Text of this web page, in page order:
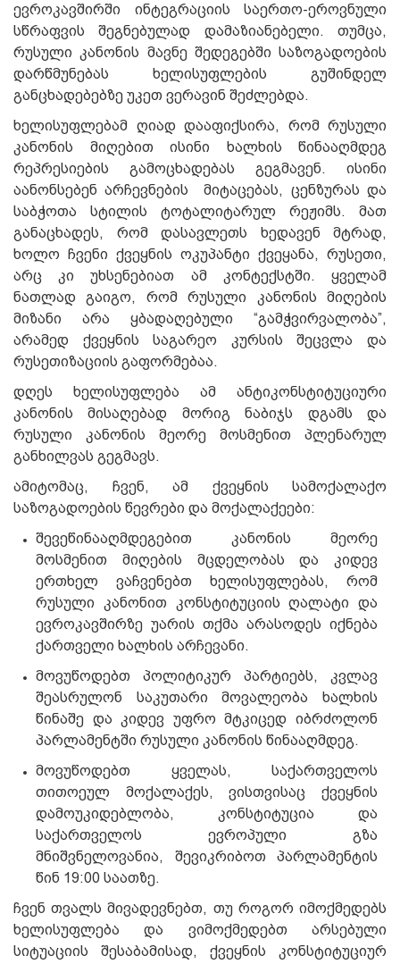
ევროკავშირში ინტეგრაციის საერთო-ეროვნული
სწრაფვის შეგნებულად დამაზიანებელი. თუმცა,
რუსული კანონის მავნე შედეგებში საზოგადოების
დარწმუნებას ხელისუფლების გუშინდელ
განცხადებებზე უკეთ ვერავინ შეძლებდა.
ხელისუფლებამ ღიად დააფიქსირა, რომ რუსული
კანონის მიღებით ისინი ხალხის წინააღმდეგ
რეპრესიების გამოცხადებას გეგმავენ. ისინი
აანონსებენ არჩევნების მიტაცებას, ცენზურას და
საბჭოთა სტილის ტოტალიტარულ რეჟიმს. მათ
განაცხადეს, რომ დასავლეთს ხედავენ მტრად,
ხოლო ჩვენი ქვეყნის ოკუპანტი ქვეყანა, რუსეთი,
არც კი უხსენებიათ ამ კონტექსტში. ყველამ
ნათლად გაიგო, რომ რუსული კანონის მიღების
მიზანი არა ყბადაღებული “გამჭვირვალობა”,
არამედ ქვეყნის საგარეო კურსის შეცვლა და
რუსეთიზაციის გაფორმებაა.
დღეს ხელისუფლება ამ ანტიკონსტიტუციური
კანონის მისაღებად მორიგ ნაბიჯს დგამს და
რუსული კანონის მეორე მოსმენით პლენარულ
განხილვას გეგმავს.
ამიტომაც, ჩვენ, ამ ქვეყნის სამოქალაქო
საზოგადოების წევრები და მოქალაქეები:
შევეწინააღმდეგებით კანონის მეორე
მოსმენით მიღების მცდელობას და კიდევ
ერთხელ ვაჩვენებთ ხელისუფლებას, რომ
რუსული კანონით კონსტიტუციის ღალატი და
ევროკავშირზე უარის თქმა არასოდეს იქნება
ქართველი ხალხის არჩევანი.
მოვუწოდებთ პოლიტიკურ პარტიებს, კვლავ
შეასრულონ საკუთარი მოვალეობა ხალხის
წინაშე და კიდევ უფრო მტკიცედ იბრძოლონ
პარლამენტში რუსული კანონის წინააღმდეგ.
მოვუწოდებთ ყველას, საქართველოს
თითოეულ მოქალაქეს, ვისთვისაც ქვეყნის
დამოუკიდებლობა, კონსტიტუცია და
საქართველოს ევროპული გზა
მნიშვნელოვანია, შევიკრიბოთ პარლამენტის
წინ 19:00 საათზე.
ჩვენ თვალს მივადევნებთ, თუ როგორ იმოქმედებს
ხელისუფლება და ვიმოქმედებთ არსებული
სიტუაციის შესაბამისად, ქვეყნის კონსტიტუციურ